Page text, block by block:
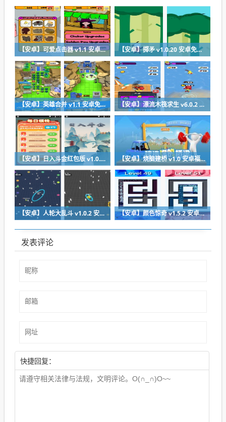
【安卓】可爱点击器 v1.1 安卓最新版下载 【安卓】掷矛 v1.0.20 安卓免费在线玩
【安卓】英雄合并 v1.1 安卓免费版下载 【安卓】漂流木筏求生 v6.0.2 安卓福利版下载
【安卓】日入斗金红包版 v1.0.0 安卓免费下载 【安卓】烧脑建桥 v1.0 安卓福利版下载
【安卓】人轮大乱斗 v1.0.2 安卓福利版免费下载 【安卓】颜色惊奇 v1.5.2 安卓福利版下载
发表评论
快捷回复：